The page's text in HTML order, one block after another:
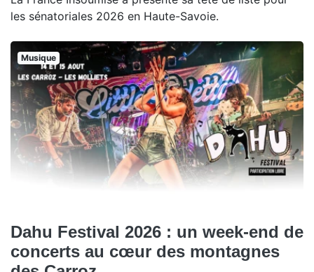
les sénatoriales 2026 en Haute-Savoie.
Musique
Dahu Festival 2026 : un week-end de
concerts au cœur des montagnes